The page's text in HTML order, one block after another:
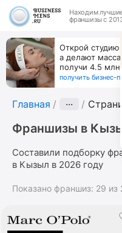
Находим
франшизы с
Открой
а делают
получи 4.5 млн
получить бизнес-
Главная ···
Франшизы в
Составили подборку
в Кызыл в 2026 году
Показано франшиз: 29 из